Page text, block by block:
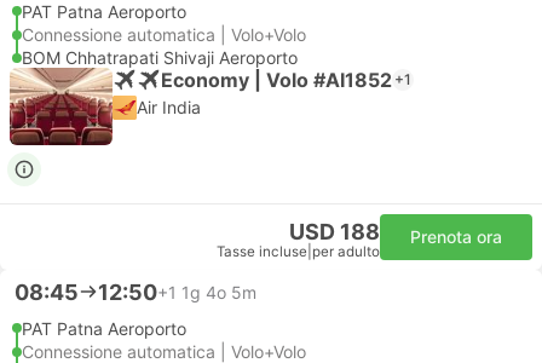
PAT Patna Aeroporto
Connessione automatica | Volo+Volo
BOM Chhatrapati Shivaji Aeroporto
Economy | Volo #AI1852 +1
Air India
USD 188
Tasse incluse per adulto
Prenota ora
08:45 12:50+1 1g 4o 5m
PAT Patna Aeroporto
Connessione automatica | Volo+Volo